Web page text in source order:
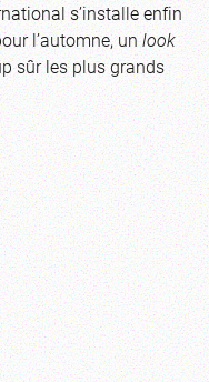
s’installe enfin
l’automne, unlook
sûr les plus grands